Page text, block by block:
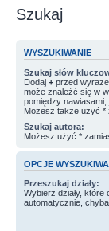
Szukaj
WYSZUKIWANIE
Szukaj słów
Dodaj + przed
może znaleźć się w
pomiędzy nawiasami,
Możesz także użyć *
Szukaj autora:
Możesz użyć *
OPCJE
Przeszukaj działy:
Wybierz działy,
automatycznie, chyba